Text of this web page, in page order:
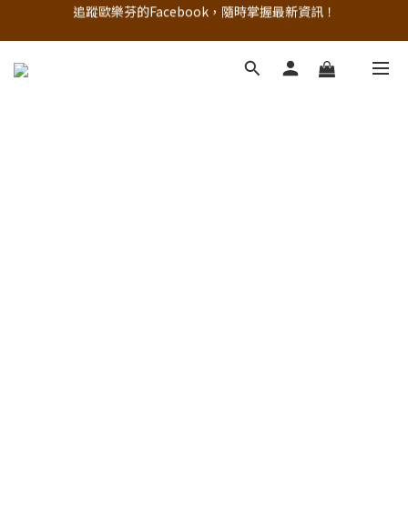
追蹤歐樂芬的Facebook，隨時掌握最新資訊！
立即加入官方 LINE 最新優惠不漏接